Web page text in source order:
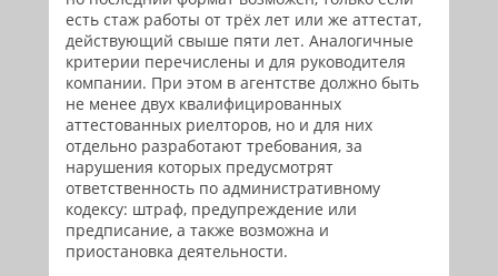
есть стаж работы от трёх лет или же аттестат,
действующий свыше пяти лет. Аналогичные
критерии перечислены и для руководителя
компании. При этом в агентстве должно быть
не менее двух квалифицированных
аттестованных риелторов, но и для них
отдельно разработают требования, за
нарушения которых предусмотрят
ответственность по административному
кодексу: штраф, предупреждение или
предписание, а также возможна и
приостановка деятельности.